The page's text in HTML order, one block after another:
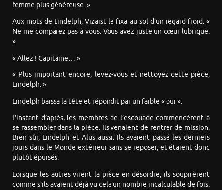
femme plus généreuse. »
Aux mots de Lindelph, Vizaist le fixa au sol d’un regard froid. «
Ne me comparez pas à vous. Vous avez juste un cœur lubrique.
»
« Allez ! Capitaine… »
« Plus important encore, levez-vous et nettoyez cette pièce,
Lindelph. »
Lindelph baissa la tête et répondit par un faible « oui ».
L’instant d’après, les membres de l’escouade commencèrent à
se rassembler dans la pièce. Ils venaient de rentrer de mission.
Bien sûr, Lindelph et Alus aussi. Ils avaient passé les derniers
jours dans le Monde extérieur sans se reposer, et étaient donc
plutôt épuisés.
Lorsque les autres virent la pièce en désordre, ils soupirèrent
comme s’ils avaient déjà vu cela un nombre incalculable de fois.